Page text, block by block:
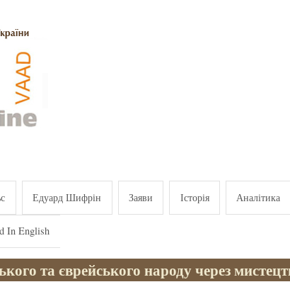
Едуард Шифрін Заяви Історія Аналітика
In English
та єврейського народу через